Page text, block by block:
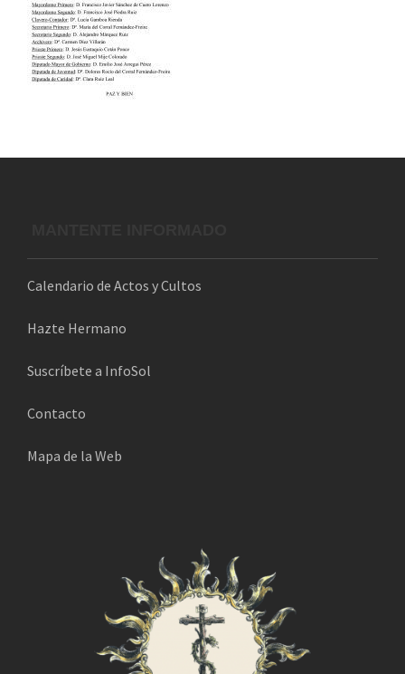
Calendario de Actos y Cultos
Hazte Hermano
Suscríbete a InfoSol
Contacto
Mapa de la Web